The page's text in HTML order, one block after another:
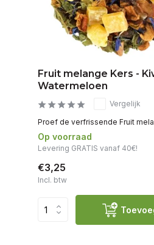
Fruit melange Kers -
Watermeloen
Vergelijk
Proef de verfrissende Fruit
Op voorraad
Levering GRATIS vanaf 40€!
€3,25
Incl. btw